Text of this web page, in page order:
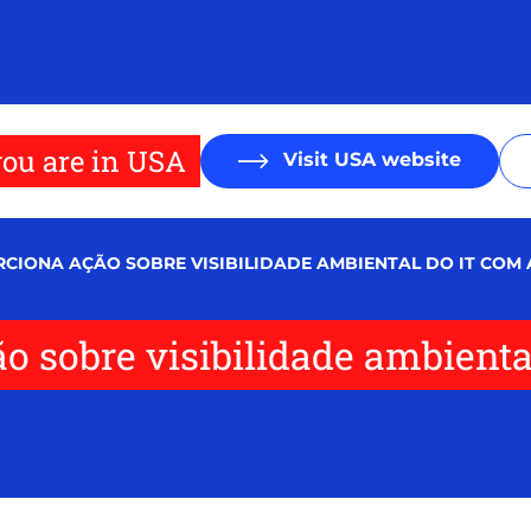
are in USA Visit USA website
AÇÃO SOBRE VISIBILIDADE AMBIENTAL DO IT
sobre visibilidade